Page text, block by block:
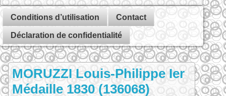
Conditions d’utilisation Contact
Déclaration de confidentialité
MORUZZI Louis-Philippe Ier
Médaille 1830 (136068)